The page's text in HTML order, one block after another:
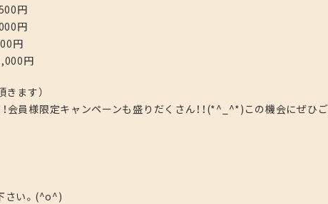
円
円
円
円
ます）
会員様限定キャンペーンも盛りだくさん！！(*^_^*)この機会にぜひ
さい。(^o^)